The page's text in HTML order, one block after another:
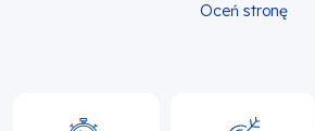
Oceń stronę